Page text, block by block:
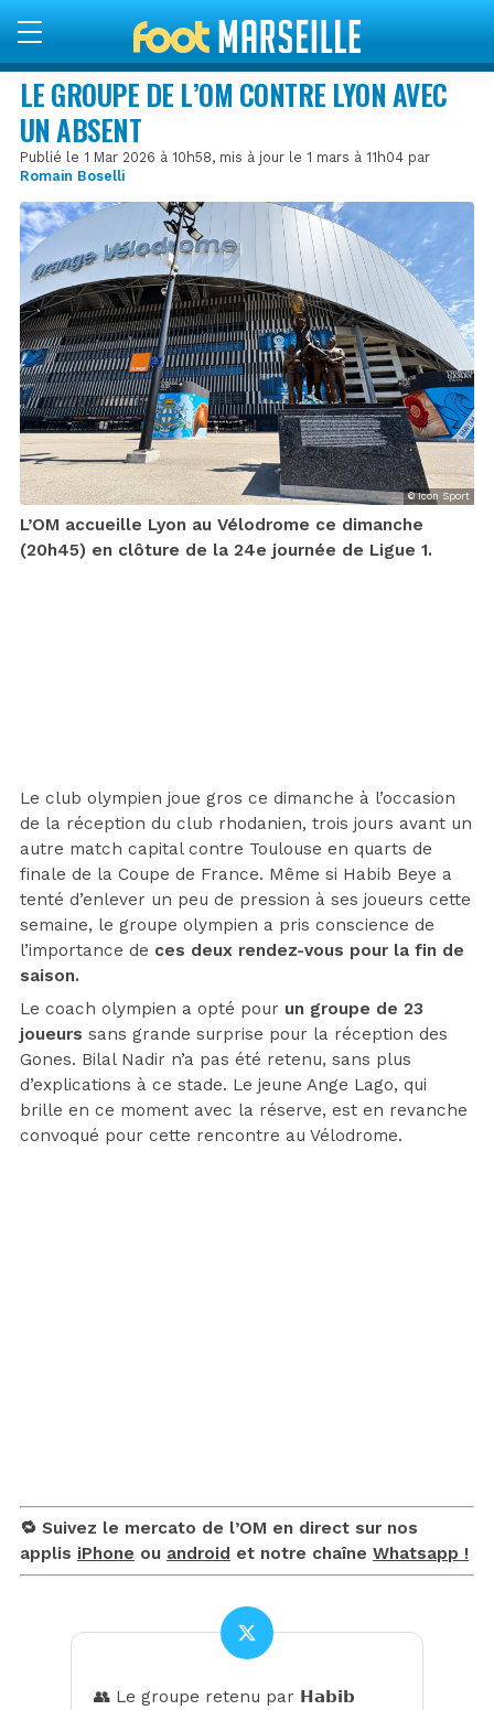
LE GROUPE DE L’OM CONTRE LYON AVEC
UN ABSENT
Publié le 1 Mar 2026 à 10h58, mis à jour le 1 mars à 11h04 par
Romain Boselli
© Icon Sport
L’OM accueille Lyon au Vélodrome ce dimanche
(20h45) en clôture de la 24e journée de Ligue 1.
Le club olympien joue gros ce dimanche à l’occasion
de la réception du club rhodanien, trois jours avant un
autre match capital contre Toulouse en quarts de
finale de la Coupe de France. Même si Habib Beye a
tenté d’enlever un peu de pression à ses joueurs cette
semaine, le groupe olympien a pris conscience de
l’importance de ces deux rendez-vous pour la fin de
saison.
Le coach olympien a opté pour un groupe de 23
joueurs sans grande surprise pour la réception des
Gones. Bilal Nadir n’a pas été retenu, sans plus
d’explications à ce stade. Le jeune Ange Lago, qui
brille en ce moment avec la réserve, est en revanche
convoqué pour cette rencontre au Vélodrome.
🔁 Suivez le mercato de l’OM en direct sur nos
applis iPhone ou android et notre chaîne Whatsapp !
👥 Le groupe retenu par 𝗛𝗮𝗯𝗶𝗯